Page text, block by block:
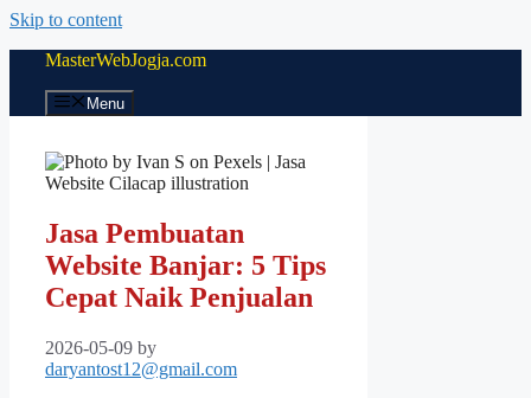
Skip to content
MasterWebJogja.com
Menu
Jasa Pembuatan
Website Banjar: 5 Tips
Cepat Naik Penjualan
2026-05-09 by
daryantost12@gmail.com